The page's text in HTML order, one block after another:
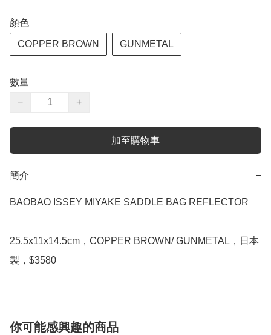
顏色
COPPER BROWN GUNMETAL
數量
−
+
加至購物車
簡介 −
BAOBAO ISSEY MIYAKE SADDLE BAG REFLECTOR
25.5x11x14.5cm，COPPER BROWN/ GUNMETAL，日本
你可能感興趣的商品